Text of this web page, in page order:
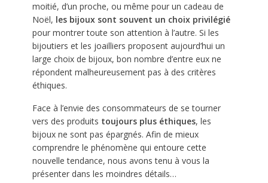
moitié, d’un proche, ou même pour un cadeau de
Noël, les bijoux sont souvent un choix privilégié
pour montrer toute son attention à l’autre. Si les
bijoutiers et les joailliers proposent aujourd’hui un
large choix de bijoux, bon nombre d’entre eux ne
répondent malheureusement pas à des critères
éthiques.
Face à l’envie des consommateurs de se tourner
vers des produits toujours plus éthiques, les
bijoux ne sont pas épargnés. Afin de mieux
comprendre le phénomène qui entoure cette
nouvelle tendance, nous avons tenu à vous la
présenter dans les moindres détails…